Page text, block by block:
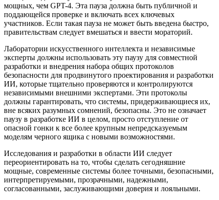
мощных, чем GPT-4. Эта пауза должна быть публичной и
поддающейся проверке и включать всех ключевых
участников. Если такая пауза не может быть введена быстро,
правительствам следует вмешаться и ввести мораторий.
Лаборатории искусственного интеллекта и независимые
эксперты должны использовать эту паузу для совместной
разработки и внедрения набора общих протоколов
безопасности для продвинутого проектирования и разработки
ИИ, которые тщательно проверяются и контролируются
независимыми внешними экспертами. Эти протоколы
должны гарантировать, что системы, придерживающиеся их,
вне всяких разумных сомнений, безопасны. Это не означает
паузу в разработке ИИ в целом, просто отступление от
опасной гонки к все более крупным непредсказуемым
моделям черного ящика с новыми возможностями.
Исследования и разработки в области ИИ следует
переориентировать на то, чтобы сделать сегодняшние
мощные, современные системы более точными, безопасными,
интерпретируемыми, прозрачными, надежными,
согласованными, заслуживающими доверия и лояльными.